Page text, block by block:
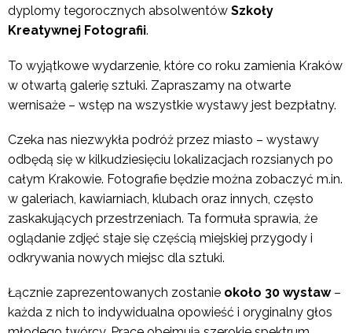
dyplomy tegorocznych absolwentów Szkoły
Kreatywnej Fotografii.
To wyjątkowe wydarzenie, które co roku zamienia Kraków
w otwartą galerię sztuki. Zapraszamy na otwarte
wernisaże – wstęp na wszystkie wystawy jest bezpłatny.
Czeka nas niezwykła podróż przez miasto – wystawy
odbędą się w kilkudziesięciu lokalizacjach rozsianych po
całym Krakowie. Fotografie będzie można zobaczyć m.in.
w galeriach, kawiarniach, klubach oraz innych, często
zaskakujących przestrzeniach. Ta formuła sprawia, że
oglądanie zdjęć staje się częścią miejskiej przygody i
odkrywania nowych miejsc dla sztuki.
Łącznie zaprezentowanych zostanie około 30 wystaw–
każda z nich to indywidualna opowieść i oryginalny głos